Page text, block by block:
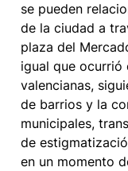
se pueden
de la ciudad a
plaza del
igual que ocurrió
valencianas,
de barrios y la
municipales,
de
en un momento